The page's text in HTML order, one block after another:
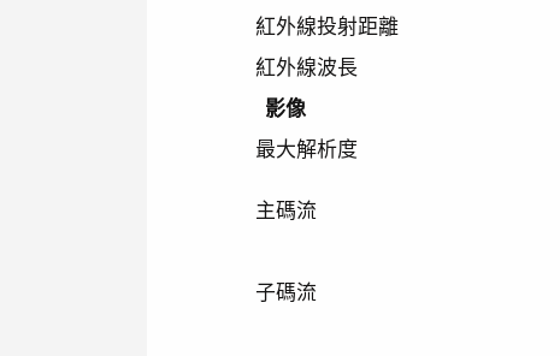
紅外線投射距離
紅外線波長
影像
最大解析度
主碼流
子碼流